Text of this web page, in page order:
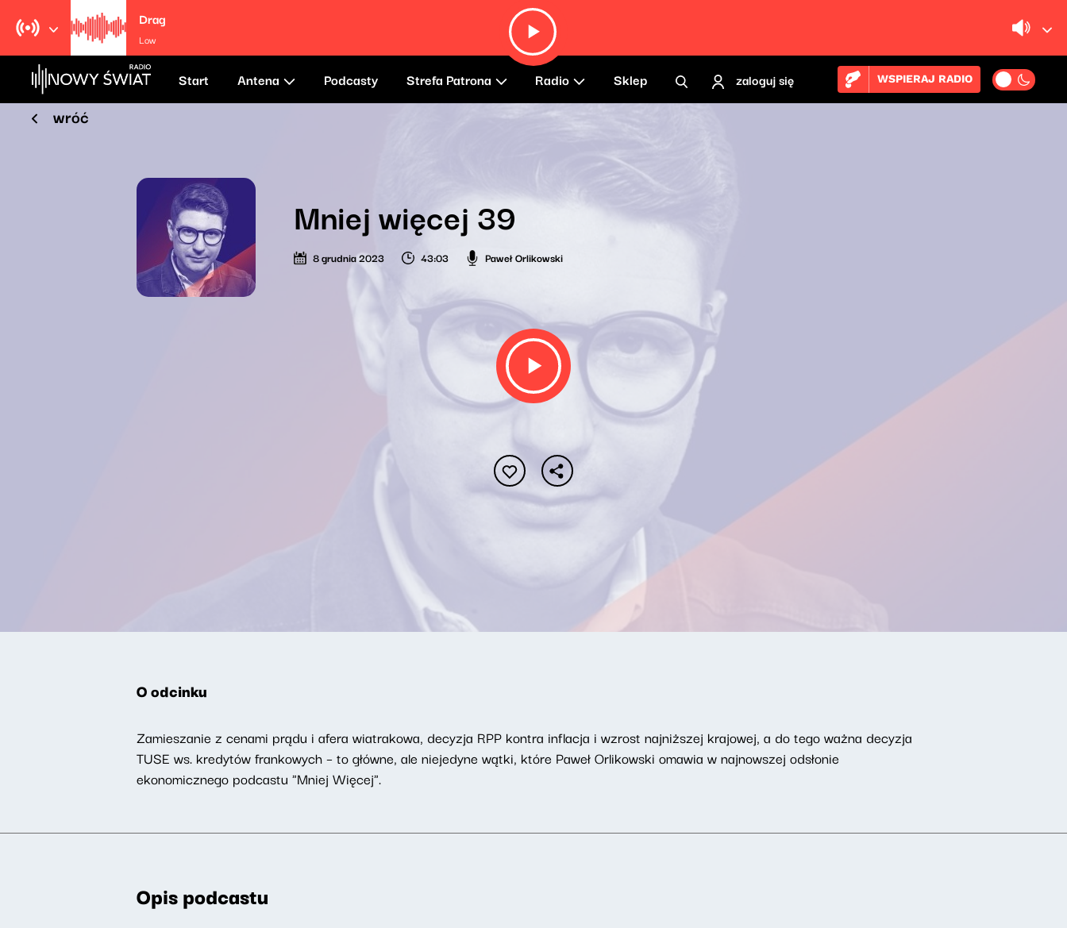
Drag
Low
Start Antena Podcasty Strefa Patrona Radio Sklep zaloguj się WSPIERAJ RADIO
wróć
Mniej więcej 39
8 grudnia 2023 43:03 Paweł Orlikowski
O odcinku
Zamieszanie z cenami prądu i afera wiatrakowa, decyzja RPP kontra inflacja i wzrost najniższej krajowej, a do tego ważna decyzja
TUSE ws. kredytów frankowych – to główne, ale niejedyne wątki, które Paweł Orlikowski omawia w najnowszej odsłonie
ekonomicznego podcastu "Mniej Więcej".
Opis podcastu